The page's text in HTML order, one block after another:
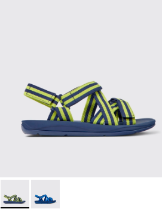
Match - K100781-008 - Sandalias
Match - K100781-004 -